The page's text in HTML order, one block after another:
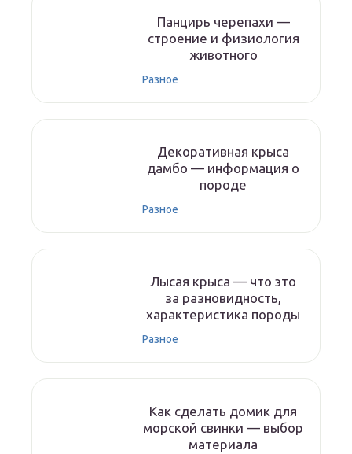
Панцирь черепахи —
строение и физиология
животного
Разное
Декоративная крыса
дамбо — информация о
породе
Разное
Лысая крыса — что это
за разновидность,
характеристика породы
Разное
Как сделать домик для
морской свинки — выбор
материала